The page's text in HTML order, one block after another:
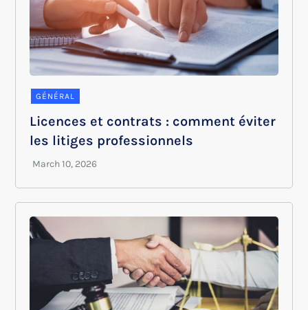
GÉNÉRAL
Licences et contrats : comment éviter
les litiges professionnels